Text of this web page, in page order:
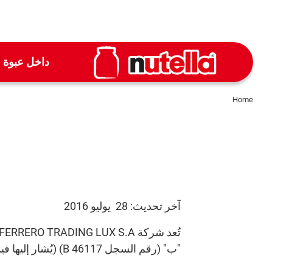
داخل عبوة
Home
آخر تحديث: 28 يوليو 2016
"ب" (رقم السجل B 46117) (يُشار إليها فيما يلي بـ "فيريرو" أو "نحن" أو "نا") مالك المحتوى الإلكتروني في موقع